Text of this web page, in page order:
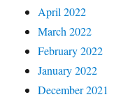
April 2022
March 2022
February 2022
January 2022
December 2021